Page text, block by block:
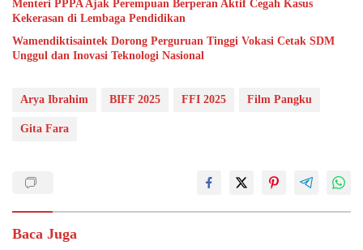
Menteri PPPA Ajak Perempuan Berperan Aktif Cegah Kasus
Kekerasan di Lembaga Pendidikan
Wamendiktisaintek Dorong Perguruan Tinggi Vokasi Cetak SDM
Unggul dan Inovasi Teknologi Nasional
Arya Ibrahim BIFF 2025 FFI 2025 Film Pangku
Gita Fara
Baca Juga